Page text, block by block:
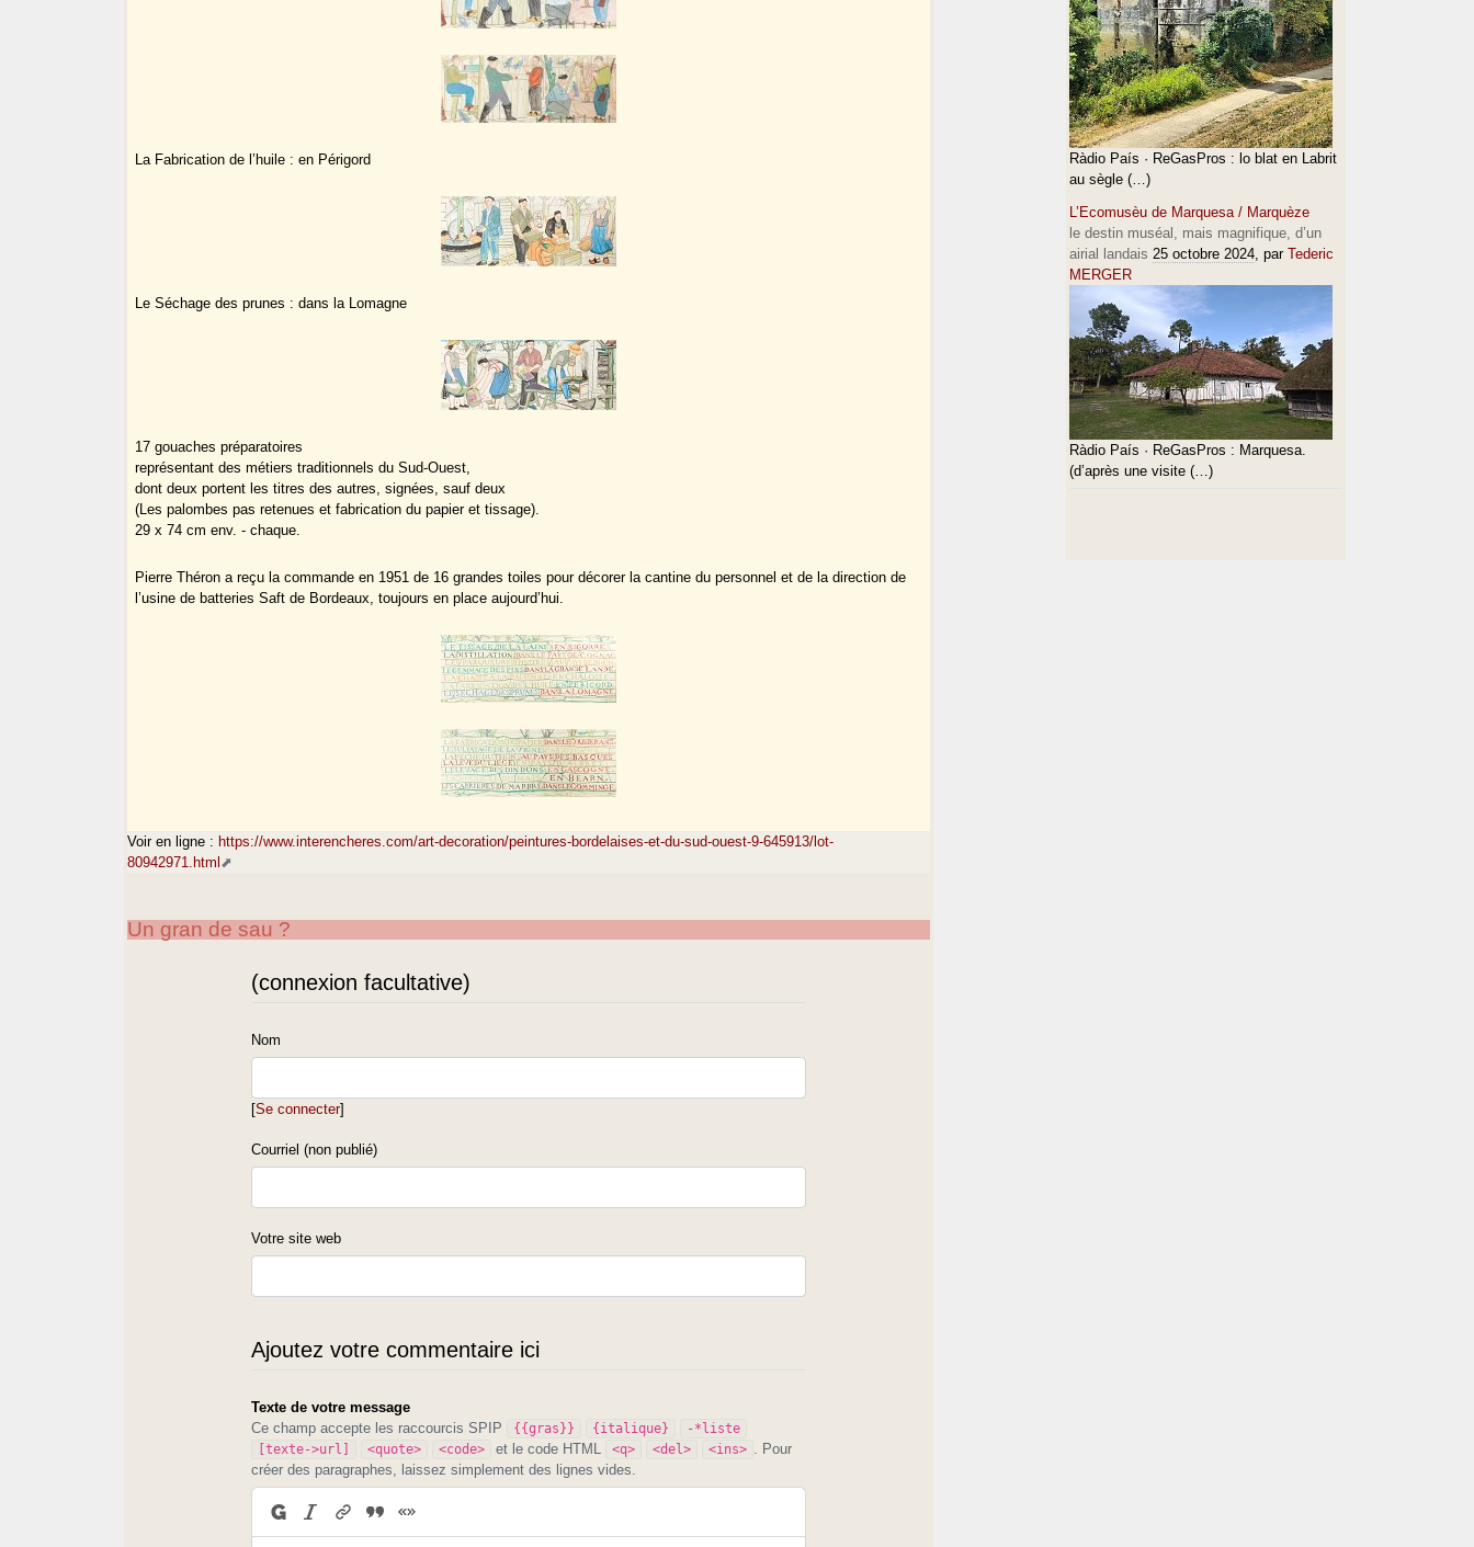
La Fabrication de l’huile : en Périgord
Le Séchage des prunes : dans la Lomagne
17 gouaches préparatoires
représentant des métiers traditionnels du Sud-Ouest,
dont deux portent les titres des autres, signées, sauf deux
(Les palombes pas retenues et fabrication du papier et tissage).
29 x 74 cm env. - chaque.
Pierre Théron a reçu la commande en 1951 de 16 grandes toiles pour décorer la cantine du personnel et de la direction de
l’usine de batteries Saft de Bordeaux, toujours en place aujourd’hui.
Voir en ligne : https://www.interencheres.com/art-decoration/peintures-bordelaises-et-du-sud-ouest-9-645913/lot-
80942971.html
Un gran de sau ?
(connexion facultative)
Nom
[Se connecter]
Courriel (non publié)
Votre site web
Ajoutez votre commentaire ici
Texte de votre message
Ce champ accepte les raccourcis SPIP
{{gras}} {italique}
-*liste
[texte->url]
<quote> <code> et le code HTML <q> <del> <ins>
. Pour
créer des paragraphes, laissez simplement des lignes vides.
Ràdio País · ReGasPros : lo blat en Labrit
au sègle (…)
L’Ecomusèu de Marquesa / Marquèze
le destin muséal, mais magnifique, d’un
airial landais 25 octobre 2024, par Tederic
MERGER
Ràdio País · ReGasPros : Marquesa.
(d’après une visite (…)